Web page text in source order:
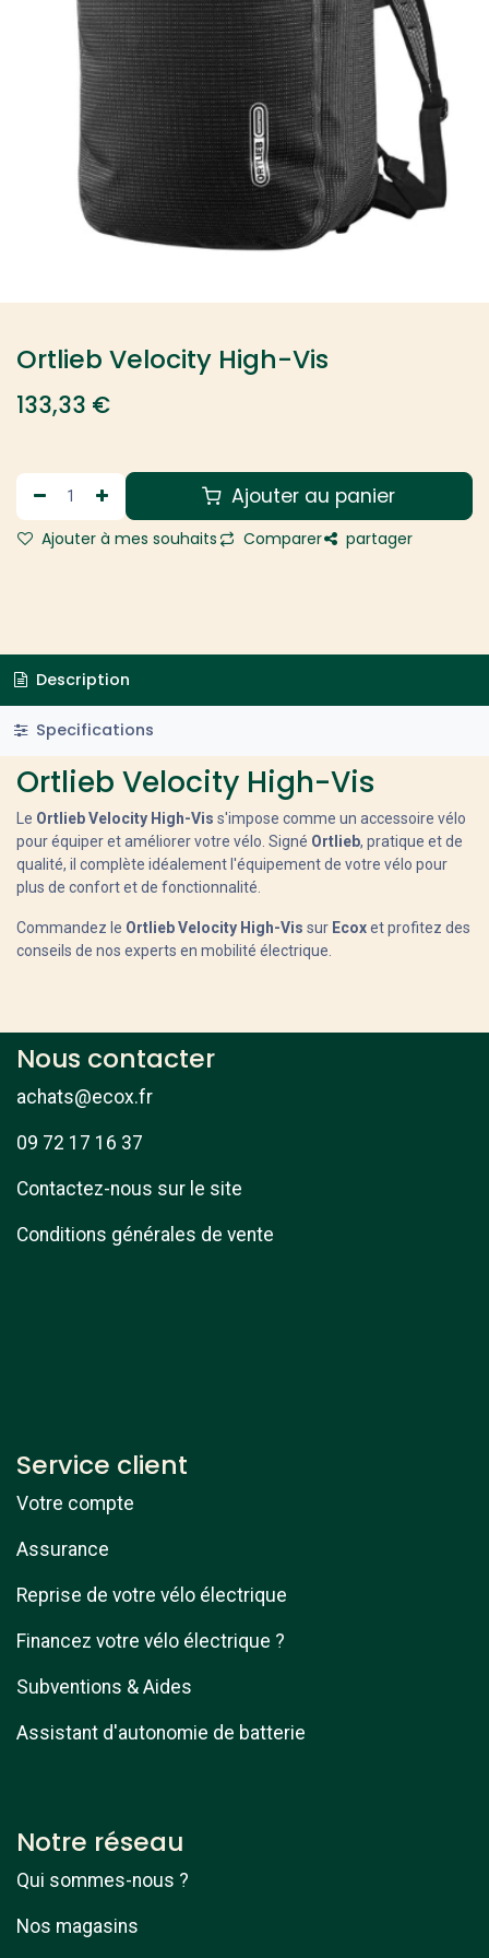
Ortlieb Velocity High-Vis
133,33 €
Ajouter au panier
Ajouter à mes souhaits Comparer partager
Description
Specifications
Ortlieb Velocity High-Vis
Le Ortlieb Velocity High-Vis s'impose comme un accessoire vélo
pour équiper et améliorer votre vélo. Signé Ortlieb, pratique et de
qualité, il complète idéalement l'équipement de votre vélo pour
plus de confort et de fonctionnalité.
Commandez le Ortlieb Velocity High-Vis sur Ecoxet profitez des
conseils de nos experts en mobilité électrique.
Nous contacter
achats@ecox.fr
09 72 17 16 37
Contactez-nous sur le site
Conditions générales de vente
Service client
Votre compte
Assurance
Reprise de votre vélo électrique
Financez votre vélo électrique ?
Subventions & Aides
Assistant d'autonomie de batterie
Notre réseau
Qui sommes-nous ?
Nos magasins